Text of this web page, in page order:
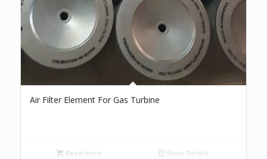
Air Filter Element For Gas Turbine
Read more Show Details